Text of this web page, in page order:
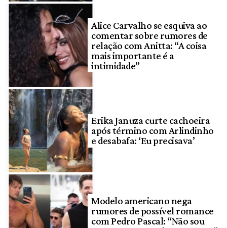
Alice Carvalho se esquiva ao
comentar sobre rumores de
relação com Anitta: “A coisa
mais importante é a
intimidade”
Erika Januza curte cachoeira
após término com Arlindinho
e desabafa: ‘Eu precisava’
Modelo americano nega
rumores de possível romance
com Pedro Pascal: “Não sou